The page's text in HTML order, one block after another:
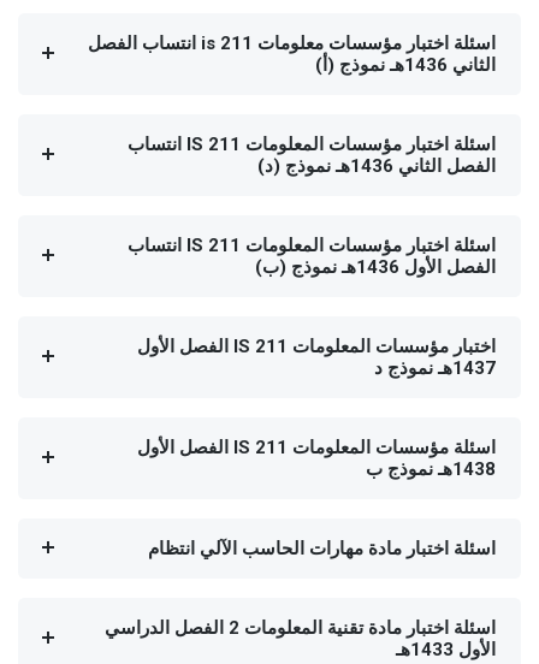
اسئلة اختبار مؤسسات معلومات is 211 انتساب الفصل
الثاني 1436هـ نموذج (أ)
اسئلة اختبار مؤسسات المعلومات IS 211 انتساب
الفصل الثاني 1436هـ نموذج (د)
اسئلة اختبار مؤسسات المعلومات IS 211 انتساب
الفصل الأول 1436هـ نموذج (ب)
اختبار مؤسسات المعلومات IS 211 الفصل الأول
1437هـ نموذج د
اسئلة مؤسسات المعلومات IS 211 الفصل الأول
1438هـ نموذج ب
اسئلة اختبار مادة مهارات الحاسب الآلي انتظام
اسئلة اختبار مادة تقنية المعلومات 2 الفصل الدراسي
الأول 1433هـ